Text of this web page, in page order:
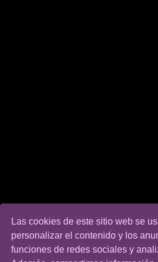
Las cookies de este sitio web se
personalizar el contenido y los
funciones de redes sociales y